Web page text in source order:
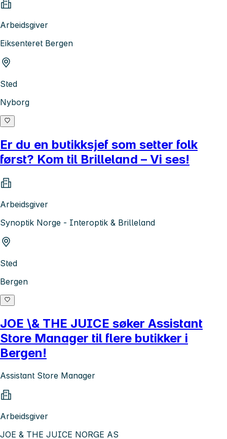
Arbeidsgiver
Eiksenteret Bergen
Sted
Nyborg
Er du en butikksjef som setter folk
først? Kom til Brilleland – Vi ses!
Arbeidsgiver
Synoptik Norge - Interoptik & Brilleland
Sted
Bergen
JOE \& THE JUICE søker Assistant
Store Manager til flere butikker i
Bergen!
Assistant Store Manager
Arbeidsgiver
JOE & THE JUICE NORGE AS